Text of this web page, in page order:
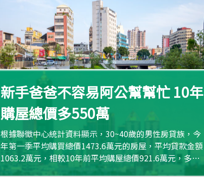
新手爸爸不容易阿公幫幫忙 10年
購屋總價多550萬
根據聯徵中心統計資料顯示，30~40歲的男性房貸族，今
年第一季平均購買總價1473.6萬元的房屋，平均貸款金額
1063.2萬元，相較10年前平均購屋總價921.6萬元，多出
約550萬元，且貸款金額也多